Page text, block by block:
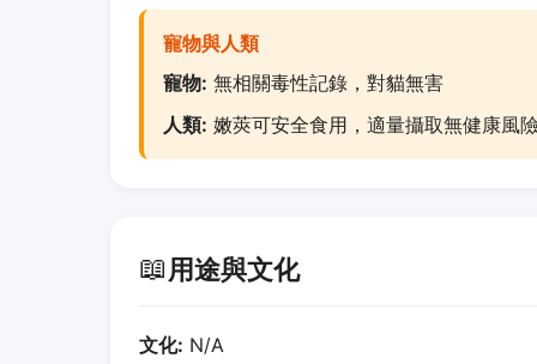
寵物與人類
寵物: 無相關毒性記錄，對貓無害
人類: 嫩莢可安全食用，適量攝取無健康風
📖用途與文化
文化: N/A